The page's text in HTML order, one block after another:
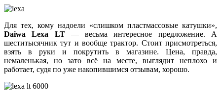
Для тех, кому надоели «слишком пластмассовые катушки»,
Daiwa Lexa LT— весьма интересное предложение. А
шеститысячник тут и вообще трактор. Стоит присмотреться,
взять в руки и покрутить в магазине. Цена, правда,
немаленькая, но зато всё на месте, выглядит неплохо и
работает, судя по уже накопившимся отзывам, хорошо.